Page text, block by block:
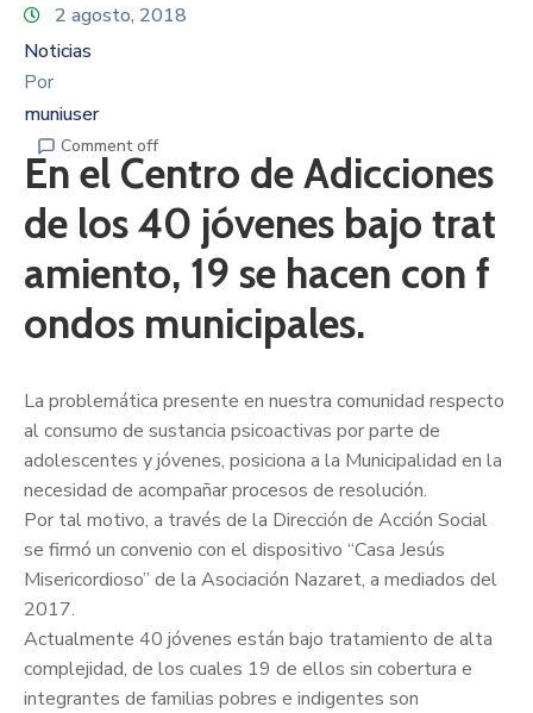
2 agosto, 2018
Noticias
Por
muniuser
Comment off
En el Centro de Adicciones
de los 40 jóvenes bajo trat
amiento, 19 se hacen con f
ondos municipales.
La problemática presente en nuestra comunidad respecto
al consumo de sustancia psicoactivas por parte de
adolescentes y jóvenes, posiciona a la Municipalidad en la
necesidad de acompañar procesos de resolución.
Por tal motivo, a través de la Dirección de Acción Social
se firmó un convenio con el dispositivo “Casa Jesús
Misericordioso” de la Asociación Nazaret, a mediados del
2017.
Actualmente 40 jóvenes están bajo tratamiento de alta
complejidad, de los cuales 19 de ellos sin cobertura e
integrantes de familias pobres e indigentes son